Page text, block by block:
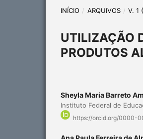
INÍCIO / ARQUIVOS / V. 1
UTILIZAÇÃO
PRODUTOS
Sheyla Maria Barreto
Instituto Federal de
https://orcid.org/0000-